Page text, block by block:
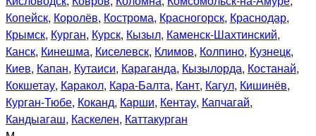
Копейск, Королёв, Кострома, Красногорск, Краснодар,
Крымск, Курган, Курск, Кызыл, Каменск-Шахтинский,
Канск, Кинешма, Киселевск, Климов, Колпино, Кузнецк,
Киев, Капан, Кутаиси, Караганда, Кызылорда, Костанай,
Кокшетау, Каракол, Кара-Балта, Кант, Кагул, Кишинёв,
Курган-Тюбе, Коканд, Карши, Кентау, Капчагай,
Кандыагаш, Каскелен, Каттакурган